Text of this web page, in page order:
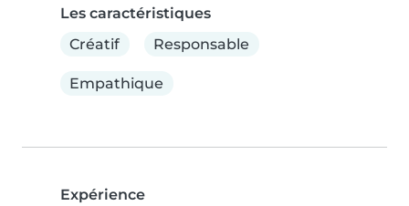
Les caractéristiques
Créatif
Responsable
Empathique
Expérience